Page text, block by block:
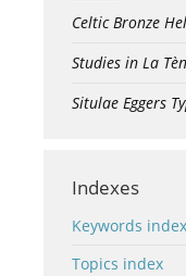
Celtic Bronze
Studies in La
Situlae Eggers
Indexes
Keywords index
Topics index